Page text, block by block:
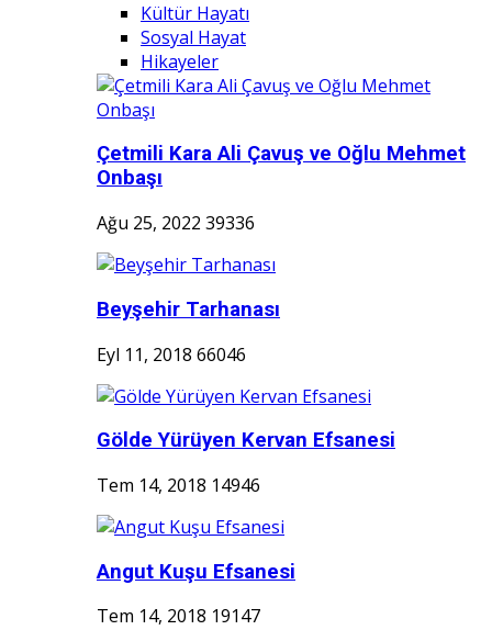
Kültür Hayatı
Sosyal Hayat
Hikayeler
Çetmili Kara Ali Çavuş ve Oğlu Mehmet
Onbaşı
Ağu 25, 2022 39336
Beyşehir Tarhanası
Eyl 11, 2018 66046
Gölde Yürüyen Kervan Efsanesi
Tem 14, 2018 14946
Angut Kuşu Efsanesi
Tem 14, 2018 19147